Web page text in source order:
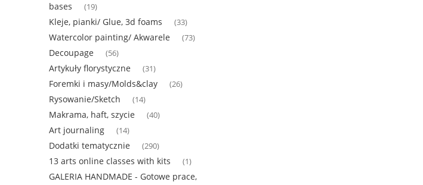
bases
(19)
Kleje, pianki/ Glue, 3d foams (33)
Watercolor painting/ Akwarele (73)
Decoupage (56)
Artykuły florystyczne (31)
Foremki i masy/Molds&clay (26)
Rysowanie/Sketch (14)
Makrama, haft, szycie (40)
Art journaling (14)
Dodatki tematycznie (290)
13 arts online classes with kits (1)
GALERIA HANDMADE - Gotowe prace,